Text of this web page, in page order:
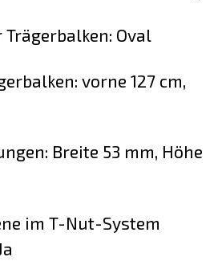
Oval
vorne 127 cm,
Breite 53 mm, Höhe
im T-Nut-System